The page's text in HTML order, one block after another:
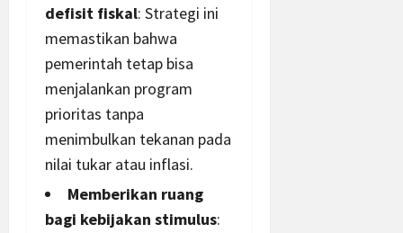
defisit fiskal: Strategi ini
memastikan bahwa
pemerintah tetap bisa
menjalankan program
prioritas tanpa
menimbulkan tekanan pada
nilai tukar atau inflasi.
Memberikan ruang
bagi kebijakan stimulus: